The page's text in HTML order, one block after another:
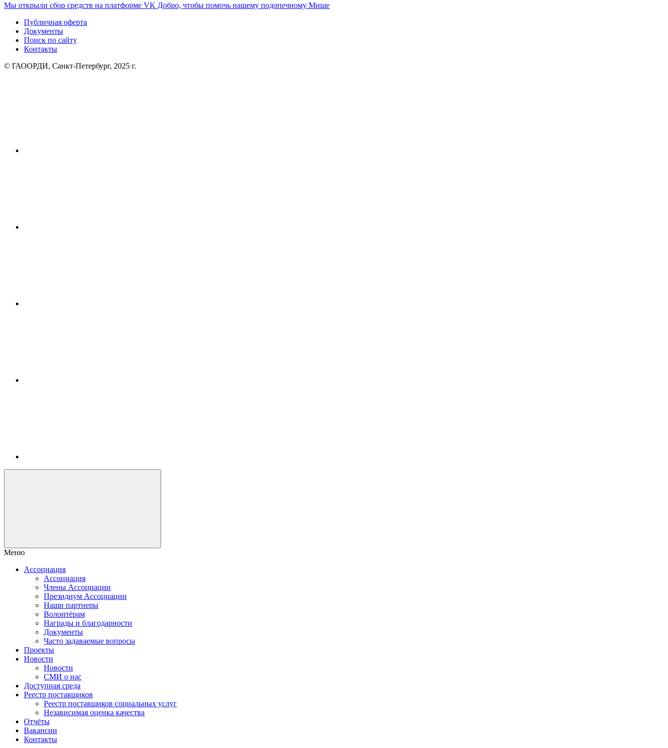
Мы открыли сбор средств на платформе VK Добро, чтобы помочь нашему подопечному Мише
Публичная оферта
Документы
Поиск по сайту
Контакты
© ГАООРДИ, Санкт-Петербург, 2025 г.
Меню
Ассоциация
Ассоциация
Члены Ассоциации
Президиум Ассоциации
Наши партнеры
Волонтёрам
Награды и благодарности
Документы
Часто задаваемые вопросы
Проекты
Новости
Новости
СМИ о нас
Доступная среда
Реестр поставщиков
Реестр поставщиков социальных услуг
Независимая оценка качества
Отчёты
Вакансии
Контакты